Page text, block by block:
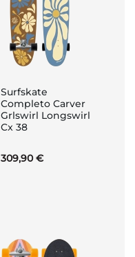
Surfskate
Completo Carver
Grlswirl Longswirl
Cx 38
309,90 €
Añadir
al
carrito